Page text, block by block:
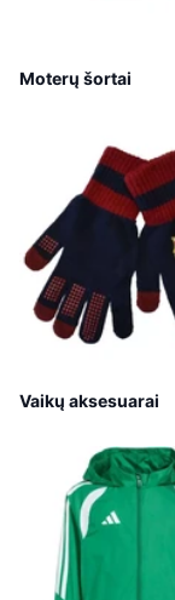
Moterų šortai
Vaikų aksesuarai